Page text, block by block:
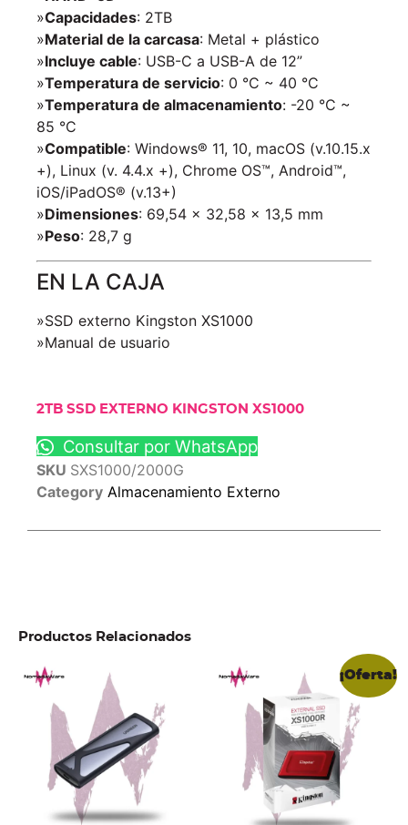
»Capacidades: 2TB
»Material de la carcasa: Metal + plástico
»Incluye cable: USB-C a USB-A de 12”
»Temperatura de servicio: 0 °C ~ 40 °C
»Temperatura de almacenamiento: -20 °C ~
85 °C
»Compatible: Windows® 11, 10, macOS (v.10.15.x
+), Linux (v. 4.4.x +), Chrome OS™, Android™,
iOS/iPadOS® (v.13+)
»Dimensiones: 69,54 x 32,58 x 13,5 mm
»Peso: 28,7 g
EN LA CAJA
»SSD externo Kingston XS1000
»Manual de usuario
2TB SSD EXTERNO KINGSTON XS1000
Consultar por WhatsApp
SKU SXS1000/2000G
Category Almacenamiento Externo
Productos Relacionados
¡Oferta!